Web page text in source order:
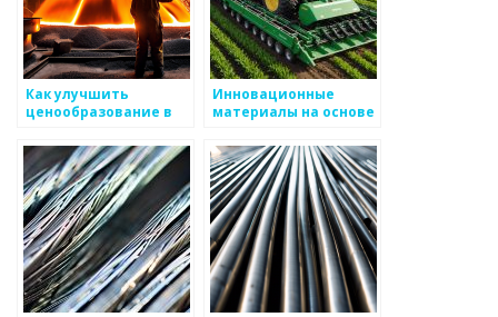
Как улучшить
ценообразование в
металоизделий
Инновационные
материалы на основе